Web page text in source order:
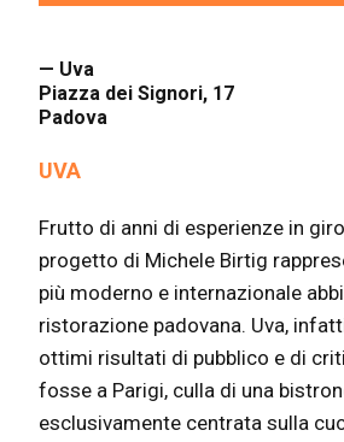
— Uva
Piazza dei Signori, 17
Padova
UVA
Frutto di anni di esperienze in giro
progetto di Michele Birtig
più moderno e internazionale
ristorazione padovana. Uva,
ottimi risultati di pubblico e di
fosse a Parigi, culla di una
esclusivamente centrata sulla